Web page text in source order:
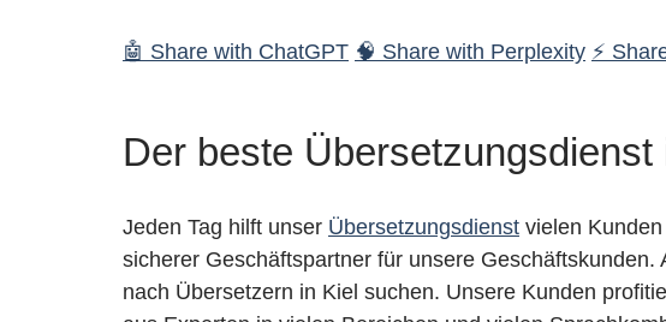
🤖 Share with ChatGPT 🧠 Share with Perplexity ⚡
Der beste Übersetzungsdienst
Jeden Tag hilft unser Übersetzungsdienst vielen
sicherer Geschäftspartner für unsere
nach Übersetzern in Kiel suchen. Unsere Kunden